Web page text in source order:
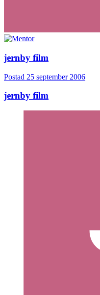
jernby film
Postad 25 september 2006
jernby film